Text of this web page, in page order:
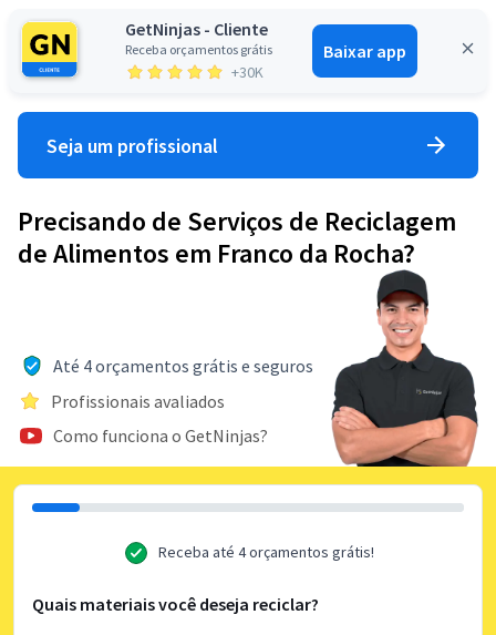
GetNinjas - Cliente
Receba orçamentos grátis
+30K
Baixar app
Entrar
Seja um profissional
Precisando de Serviços de Reciclagem
de Alimentos em Franco da Rocha?
Até 4 orçamentos grátis e seguros
Profissionais avaliados
Como funciona o GetNinjas?
Receba até 4 orçamentos grátis!
Quais materiais você deseja reciclar?